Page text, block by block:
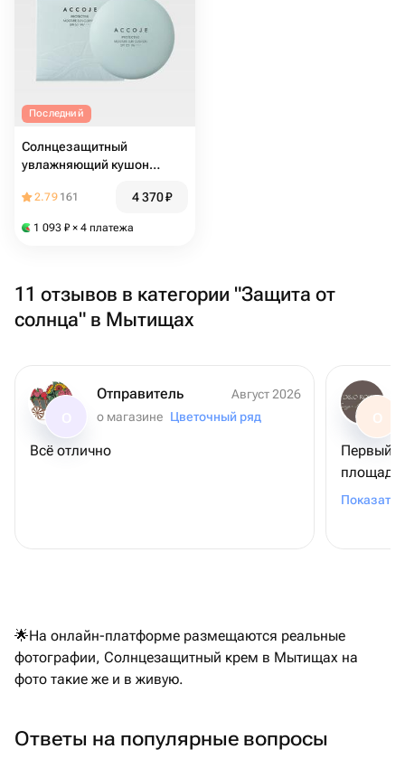
Последний
Солнцезащитный
увлажняющий кушон
17г2.79 161 4 370₽
1 093 ₽ × 4 платежа
11 отзывов в категории "Защита от
солнца" в Мытищах
Отправитель
Август 2026
о магазине Цветочный ряд
Всё отлично
О
Первый
подруге
Показать
🌟На онлайн-платформе размещаются реальные
фотографии, Солнцезащитный крем в Мытищах на
фото такие же и в живую.
Ответы на популярные вопросы